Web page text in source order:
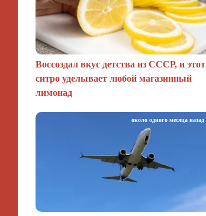
Воссоздал вкус детства из СССР, и этот
ситро уделывает любой магазинный
лимонад
около одного месяца назад